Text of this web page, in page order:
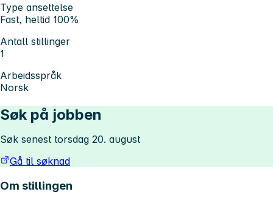
Type ansettelse
Fast, heltid 100%
Antall stillinger
1
Arbeidsspråk
Norsk
Søk på jobben
Søk senest torsdag 20. august
Gå til søknad
Om stillingen